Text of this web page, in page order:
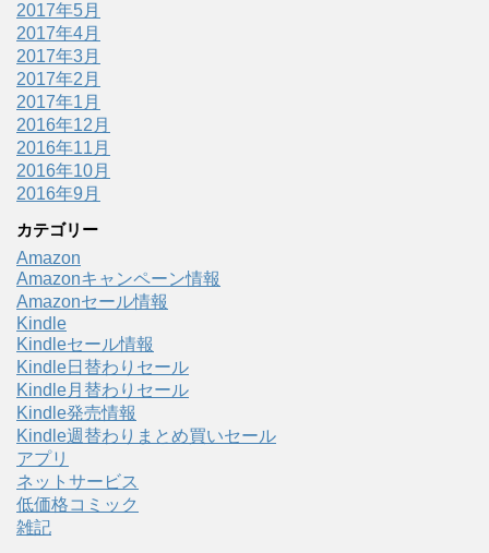
2017年5月
2017年4月
2017年3月
2017年2月
2017年1月
2016年12月
2016年11月
2016年10月
2016年9月
カテゴリー
Amazon
Amazonキャンペーン情報
Amazonセール情報
Kindle
Kindleセール情報
Kindle日替わりセール
Kindle月替わりセール
Kindle発売情報
Kindle週替わりまとめ買いセール
アプリ
ネットサービス
低価格コミック
雑記